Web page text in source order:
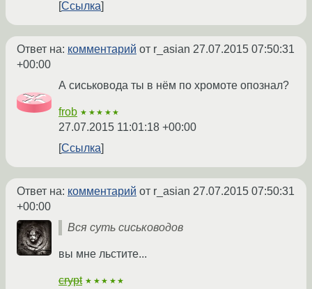
Ссылка
Ответ на: комментарий от r_asian 27.07.2015 07:50:31
+00:00
А сиськовода ты в нём по хромоте опознал?
frob ★★★★★
27.07.2015 11:01:18 +00:00
Ссылка
Ответ на: комментарий от r_asian 27.07.2015 07:50:31
+00:00
Вся суть сисьководов
вы мне льстите...
crypt ★★★★★